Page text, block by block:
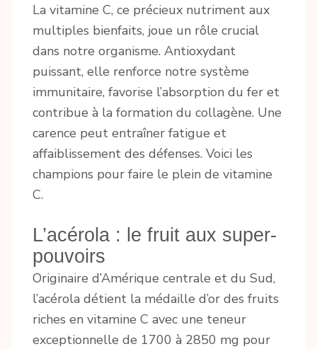
La vitamine C, ce précieux nutriment aux
multiples bienfaits, joue un rôle crucial
dans notre organisme. Antioxydant
puissant, elle renforce notre système
immunitaire, favorise l’absorption du fer et
contribue à la formation du collagène. Une
carence peut entraîner fatigue et
affaiblissement des défenses. Voici les
champions pour faire le plein de vitamine
C.
L’acérola : le fruit aux super-
pouvoirs
Originaire d’Amérique centrale et du Sud,
l’acérola détient la médaille d’or des fruits
riches en vitamine C avec une teneur
exceptionnelle de 1700 à 2850 mg pour